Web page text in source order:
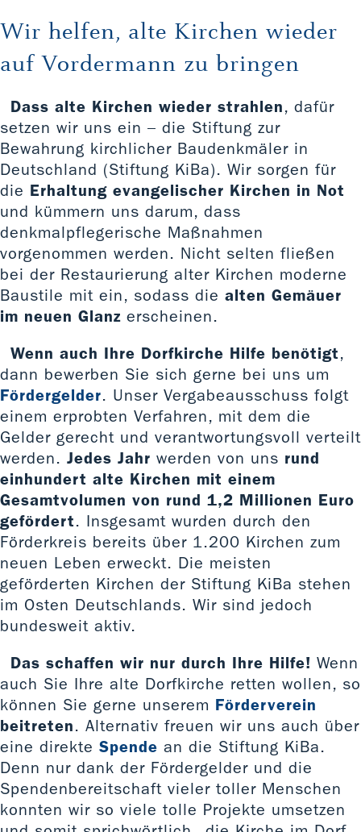
Wir helfen, alte Kirchen wieder
auf Vordermann zu bringen
Dass alte Kirchen wieder strahlen, dafür
setzen wir uns ein – die Stiftung zur
Bewahrung kirchlicher Baudenkmäler in
Deutschland (Stiftung KiBa). Wir sorgen für
die Erhaltung evangelischer Kirchen in Not
und kümmern uns darum, dass
denkmalpflegerische Maßnahmen
vorgenommen werden. Nicht selten fließen
bei der Restaurierung alter Kirchen moderne
Baustile mit ein, sodass die alten Gemäuer
im neuen Glanz erscheinen.
Wenn auch Ihre Dorfkirche Hilfe benötigt,
dann bewerben Sie sich gerne bei uns um
Fördergelder. Unser Vergabeausschuss folgt
einem erprobten Verfahren, mit dem die
Gelder gerecht und verantwortungsvoll verteilt
werden. Jedes Jahr werden von uns rund
einhundert alte Kirchen mit einem
Gesamtvolumen von rund 1,2 Millionen Euro
gefördert. Insgesamt wurden durch den
Förderkreis bereits über 1.200 Kirchen zum
neuen Leben erweckt. Die meisten
geförderten Kirchen der Stiftung KiBa stehen
im Osten Deutschlands. Wir sind jedoch
bundesweit aktiv.
Das schaffen wir nur durch Ihre Hilfe! Wenn
auch Sie Ihre alte Dorfkirche retten wollen, so
können Sie gerne unserem Förderverein
beitreten. Alternativ freuen wir uns auch über
eine direkte Spende an die Stiftung KiBa.
Denn nur dank der Fördergelder und die
Spendenbereitschaft vieler toller Menschen
konnten wir so viele tolle Projekte umsetzen